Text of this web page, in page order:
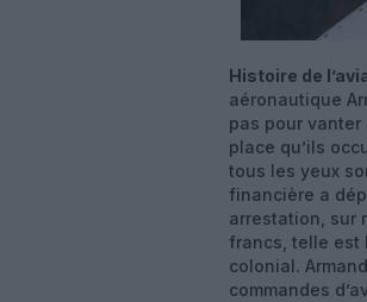
Histoire de
aéronautique
pas pour vanter
place qu’ils
tous les yeux
financière a
arrestation, sur
francs, telle est
colonial.
commandes